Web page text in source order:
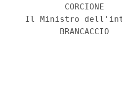
CORCIONE
Il Ministro